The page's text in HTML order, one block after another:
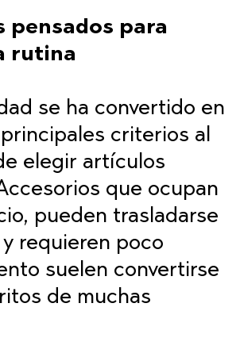
pensados para
rutina
se ha convertido en
criterios al
elegir artículos
que ocupan
pueden trasladarse
requieren poco
suelen convertirse
de muchas